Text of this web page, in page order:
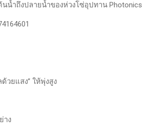
นน้ำถึงปลายน้ำของห่วงโซ่อุปทาน Photonics
วยแสง” ให้พุ่งสูง
าง